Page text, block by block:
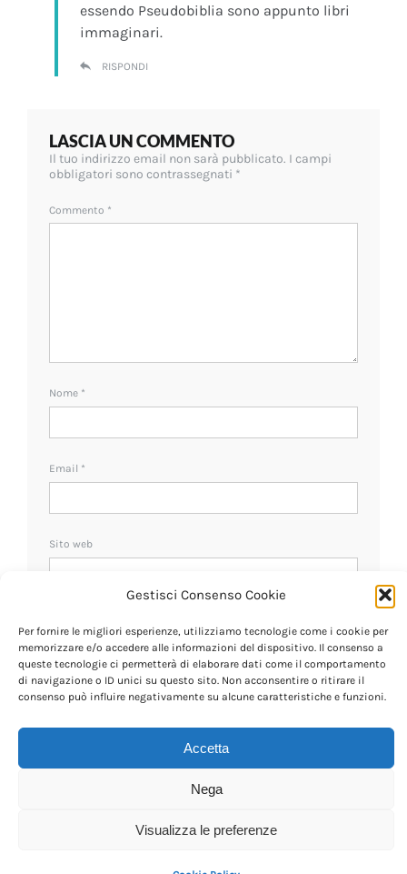
Gestisci Consenso Cookie
Per fornire le migliori esperienze, utilizziamo tecnologie come i cookie per
memorizzare e/o accedere alle informazioni del dispositivo. Il consenso a
queste tecnologie ci permetterà di elaborare dati come il comportamento
di navigazione o ID unici su questo sito. Non acconsentire o ritirare il
consenso può influire negativamente su alcune caratteristiche e funzioni.
Accetta
Nega
Visualizza le preferenze
essendo Pseudobiblia sono appunto libri
immaginari.
RISPONDI
LASCIA UN COMMENTO
Il tuo indirizzo email non sarà pubblicato. I campi
obbligatori sono contrassegnati *
Commento *
Nome *
Email *
Sito web